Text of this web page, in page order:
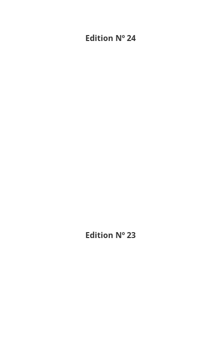
Edition Nº 24
Edition Nº 23